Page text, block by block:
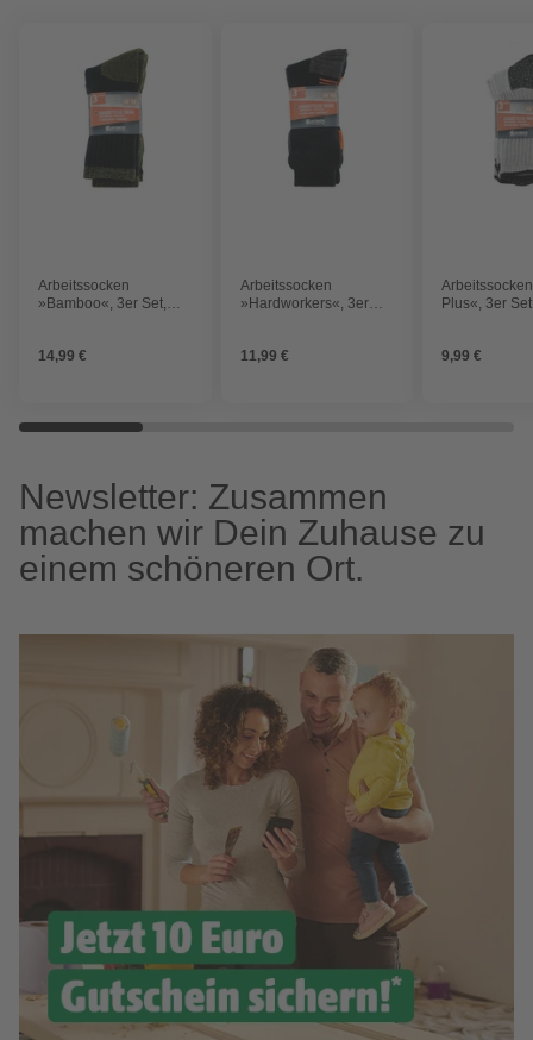
Arbeitssocken
»Bamboo«, 3er Set,
14,99 €
Arbeitssocken
»Hardworkers«, 3er
11,99 €
Plus«, 3er
9,99 €
Newsletter: Zusammen
machen wir Dein Zuhause zu
einem schöneren Ort.